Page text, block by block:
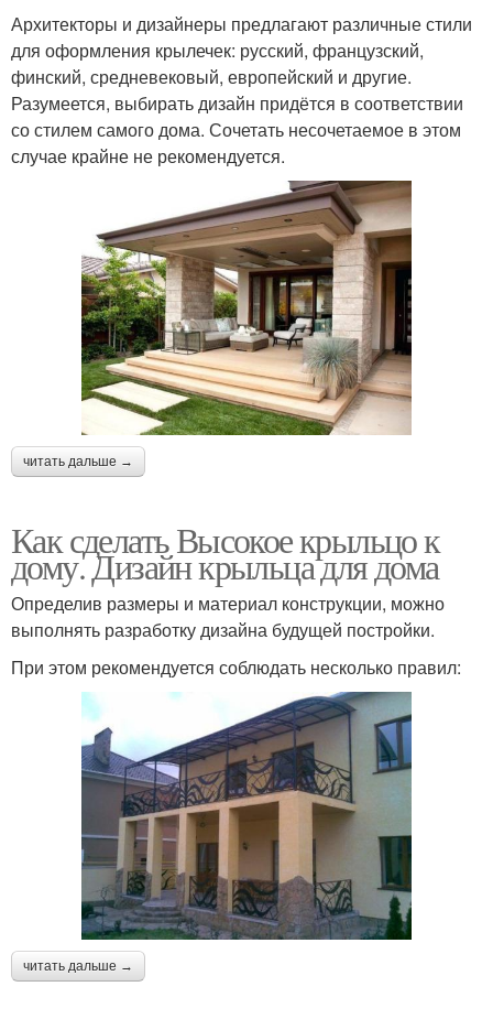
Архитекторы и дизайнеры предлагают различные стили
для оформления крылечек: русский, французский,
финский, средневековый, европейский и другие.
Разумеется, выбирать дизайн придётся в соответствии
со стилем самого дома. Сочетать несочетаемое в этом
случае крайне не рекомендуется.
читать дальше →
Как сделать Высокое крыльцо к
дому. Дизайн крыльца для дома
Определив размеры и материал конструкции, можно
выполнять разработку дизайна будущей постройки.
При этом рекомендуется соблюдать несколько правил:
читать дальше →